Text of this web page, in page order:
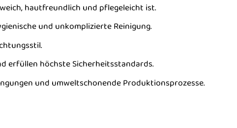
hautfreundlich und pflegeleicht ist.
und unkomplizierte Reinigung.
erfüllen höchste Sicherheitsstandards.
und umweltschonende Produktionsprozesse.